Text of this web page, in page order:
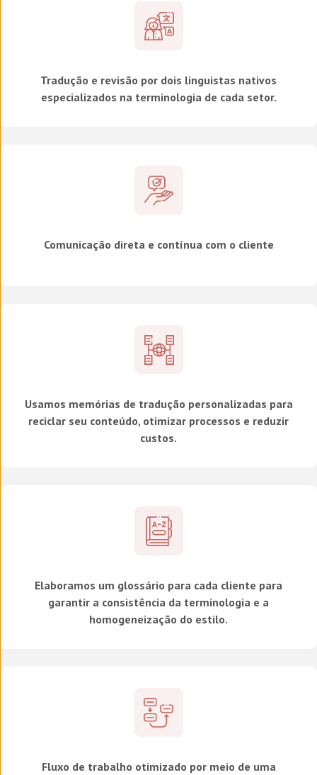
Tradução e revisão por dois linguistas nativos
especializados na terminologia de cada setor.
Comunicação direta e contínua com o cliente
Usamos memórias de tradução personalizadas para
reciclar seu conteúdo, otimizar processos e reduzir
custos.
Elaboramos um glossário para cada cliente para
garantir a consistência da terminologia e a
homogeneização do estilo.
Fluxo de trabalho otimizado por meio de uma